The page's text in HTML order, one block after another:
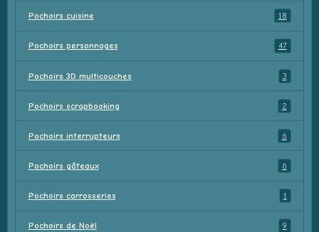
Pochoirs cuisine 18
Pochoirs personnages 47
Pochoirs 3D multicouches 3
Pochoirs scrapbooking 2
Pochoirs interrupteurs 6
Pochoirs gâteaux 6
Pochoirs carrosseries 1
Pochoirs de Noël 9